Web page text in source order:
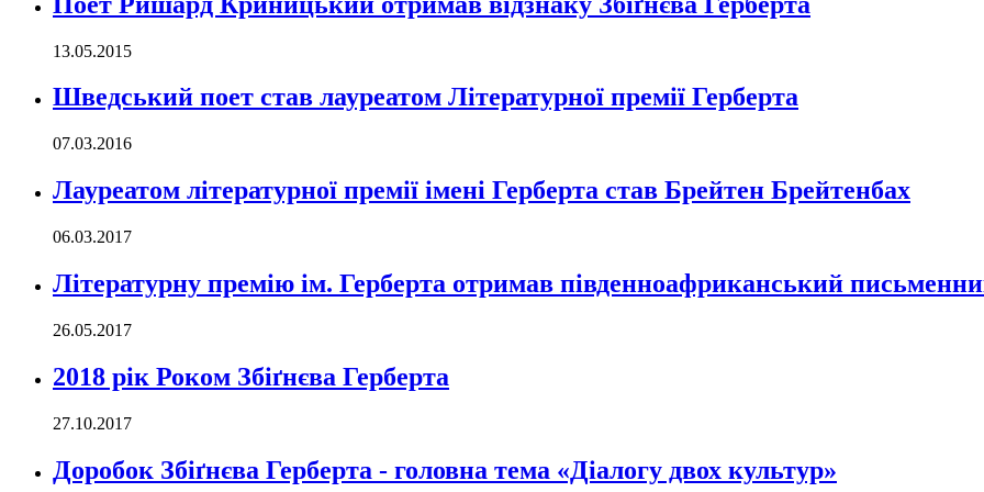
13.05.2015
Шведський поет став лауреатом Літературної премії Герберта
07.03.2016
Лауреатом літературної премії імені Герберта став Брейтен Брейтенбах
06.03.2017
Літературну премію ім. Герберта отримав південноафриканський
26.05.2017
2018 рік Роком Збіґнєва Герберта
27.10.2017
Доробок Збіґнєва Герберта - головна тема «Діалогу двох культур»